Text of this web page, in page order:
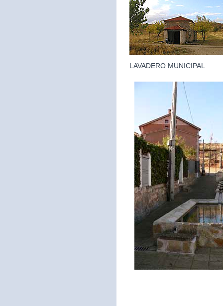
LAVADERO MUNICIPAL